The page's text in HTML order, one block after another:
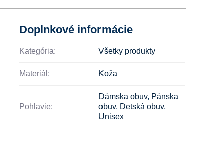
Doplnkové informácie
Kategória: Všetky produkty
Materiál: Koža
Pohlavie:
Dámska obuv, Pánska
obuv, Detská obuv,
Unisex